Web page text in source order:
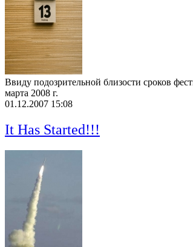
Ввиду подозрительной близости сроков
марта 2008 г.
01.12.2007 15:08
It Has Started!!!